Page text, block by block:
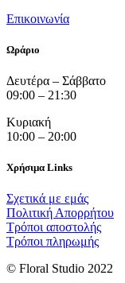
Επικοινωνία
Ωράριο
Δευτέρα – Σάββατο
09:00 – 21:30
Κυριακή
10:00 – 20:00
Χρήσιμα Links
Σχετικά με εμάς
Πολιτική Απορρήτου
Τρόποι αποστολής
Τρόποι πληρωμής
© Floral Studio 2022